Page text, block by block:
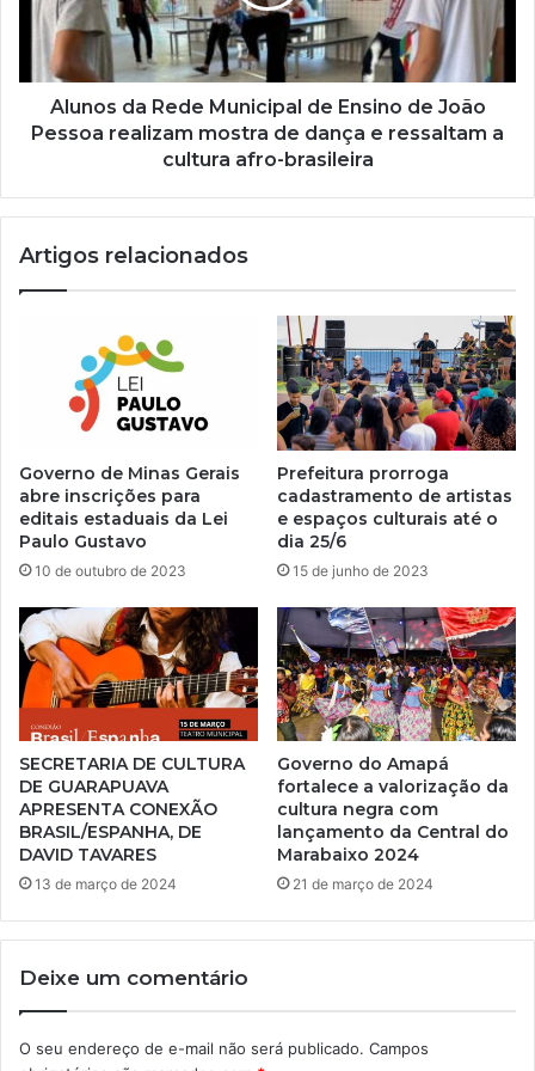
Alunos da Rede Municipal de Ensino de João
Pessoa realizam mostra de dança e ressaltam a
cultura afro-brasileira
Artigos relacionados
Governo de Minas Gerais
abre inscrições para
editais estaduais da Lei
Paulo Gustavo
10 de outubro de 2023
Prefeitura prorroga
cadastramento de artistas
e espaços culturais até o
dia 25/6
15 de junho de 2023
SECRETARIA DE CULTURA
DE GUARAPUAVA
APRESENTA CONEXÃO
BRASIL/ESPANHA, DE
DAVID TAVARES
13 de março de 2024
Governo do Amapá
fortalece a valorização da
cultura negra com
lançamento da Central do
Marabaixo 2024
21 de março de 2024
Deixe um comentário
O seu endereço de e-mail não será publicado. Campos